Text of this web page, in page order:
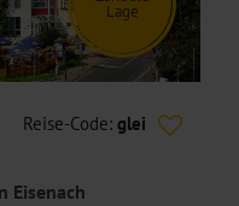
Lage
Reise-Code: glei
Eisenach